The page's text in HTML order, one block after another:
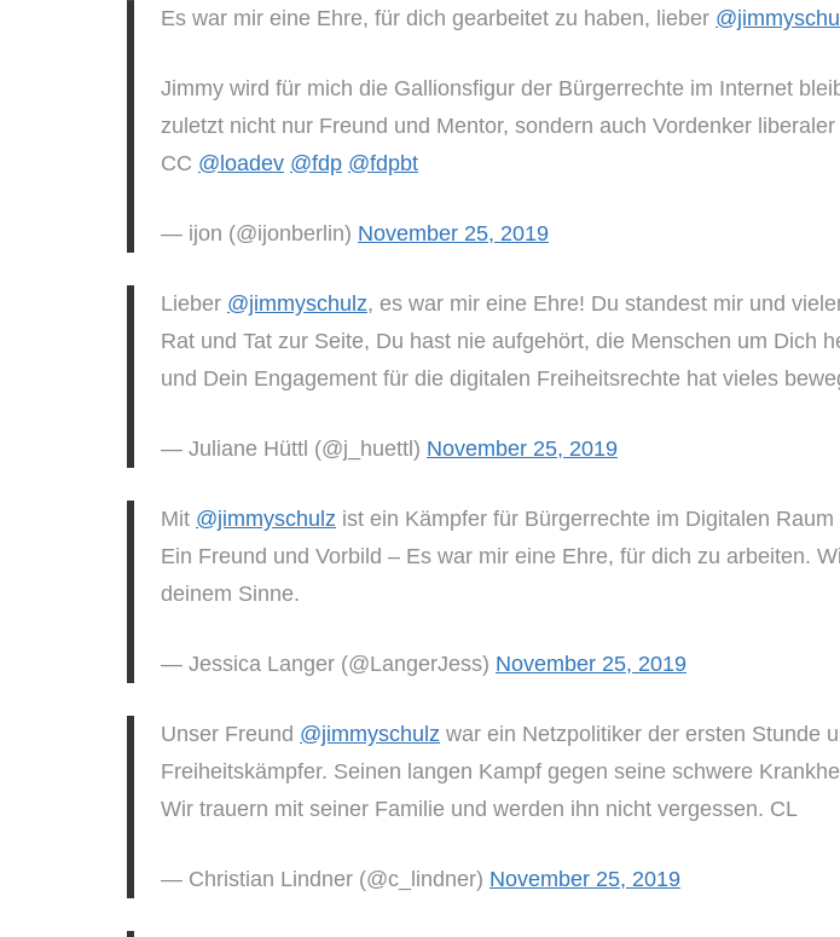
Es war mir eine Ehre, für dich gearbeitet zu haben, lieber
Jimmy wird für mich die Gallionsfigur der Bürgerrechte im Internet
zuletzt nicht nur Freund und Mentor, sondern auch Vordenker liberaler
CC @loadev @fdp @fdpbt
— ijon (@ijonberlin) November 25, 2019
Lieber @jimmyschulz, es war mir eine Ehre! Du standest mir und
Rat und Tat zur Seite, Du hast nie aufgehört, die Menschen um Dich
und Dein Engagement für die digitalen Freiheitsrechte hat vieles
— Juliane Hüttl (@j_huettl) November 25, 2019
Mit @jimmyschulz ist ein Kämpfer für Bürgerrechte im Digitalen
Ein Freund und Vorbild – Es war mir eine Ehre, für dich zu arbeiten.
deinem Sinne.
— Jessica Langer (@LangerJess) November 25, 2019
Unser Freund @jimmyschulz war ein Netzpolitiker der ersten Stunde
Freiheitskämpfer. Seinen langen Kampf gegen seine schwere
Wir trauern mit seiner Familie und werden ihn nicht vergessen. CL
— Christian Lindner (@c_lindner) November 25, 2019